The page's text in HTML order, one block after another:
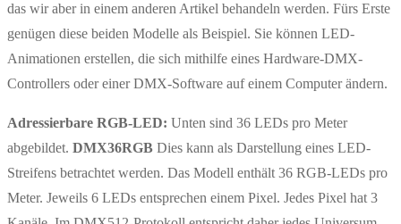
das wir aber in einem anderen Artikel behandeln werden. Fürs Erste
genügen diese beiden Modelle als Beispiel. Sie können LED-
Animationen erstellen, die sich mithilfe eines Hardware-DMX-
Controllers oder einer DMX-Software auf einem Computer ändern.
Adressierbare RGB-LED: Unten sind 36 LEDs pro Meter
abgebildet. DMX36RGB Dies kann als Darstellung eines LED-
Streifens betrachtet werden. Das Modell enthält 36 RGB-LEDs pro
Meter. Jeweils 6 LEDs entsprechen einem Pixel. Jedes Pixel hat 3